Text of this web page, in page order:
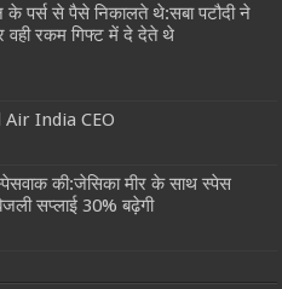
पर्स से पैसे निकालते थे:सबा पटौदी ने
वही रकम गिफ्ट में दे देते थे
India CEO
की:जेसिका मीर के साथ स्पेस
सप्लाई 30% बढ़ेगी